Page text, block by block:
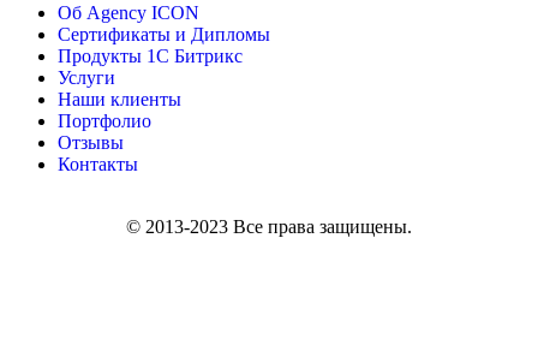
Об Agency ICON
Сертификаты и Дипломы
Продукты 1С Битрикс
Услуги
Наши клиенты
Портфолио
Отзывы
Контакты
© 2013-2023 Все права защищены.